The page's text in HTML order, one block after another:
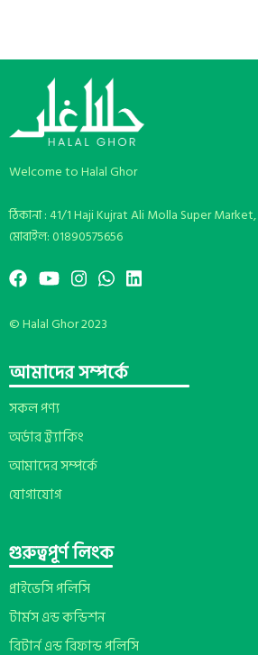
Welcome to Halal Ghor
ঠিকানা : 41/1 Haji Kujrat Ali Molla Super
মোবাইল: 01890575656
© Halal Ghor 2023
আমাদের সম্পর্কে
সকল পণ্য
অর্ডার ট্র্যাকিং
আমাদের সম্পর্কে
যোগাযোগ
গুরুত্বপূর্ণ লিংক
প্রাইভেসি পলিসি
টার্মস এন্ড কন্ডিশন
রিটার্ন এন্ড রিফান্ড পলিসি